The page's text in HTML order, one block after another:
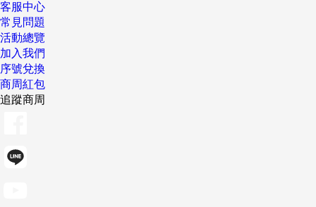
客服中心
常見問題
活動總覽
加入我們
序號兌換
商周紅包
追蹤商周